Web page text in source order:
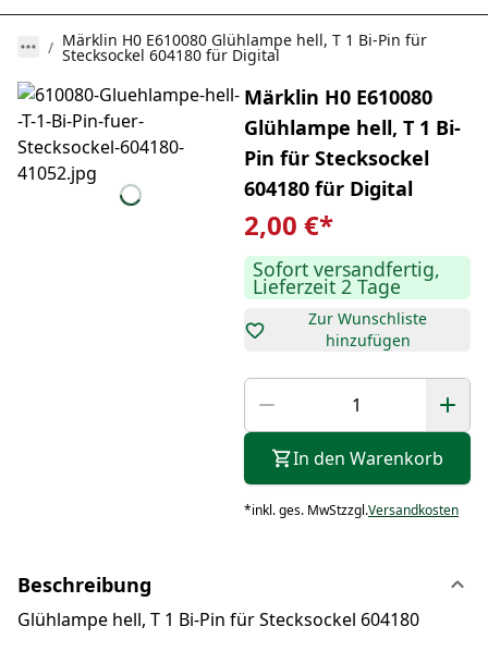
Märklin H0 E610080 Glühlampe hell, T 1 Bi-Pin für
Stecksockel 604180 für Digital
Märklin H0 E610080
Glühlampe hell, T 1 Bi-
Pin für Stecksockel
604180 für Digital
2,00 €*
Sofort versandfertig,
Lieferzeit 2 Tage
Zur Wunschliste
hinzufügen
In den Warenkorb
*inkl. ges. MwStzzgl.Versandkosten
Beschreibung
Glühlampe hell, T 1 Bi-Pin für Stecksockel 604180